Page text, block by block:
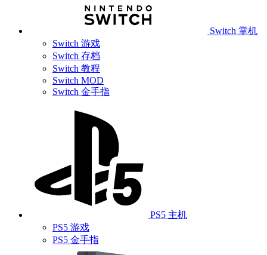
Switch 掌机
Switch 游戏
Switch 存档
Switch 教程
Switch MOD
Switch 金手指
PS5 主机
PS5 游戏
PS5 金手指